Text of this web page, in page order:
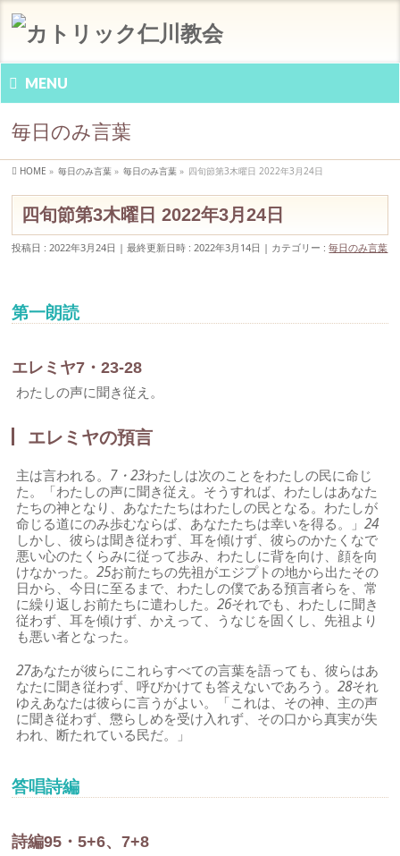
MENU
毎日のみ言葉
HOME » 毎日のみ言葉 » 毎日のみ言葉 » 四旬節第3木曜日 2022年3月24日
四旬節第3木曜日 2022年3月24日
投稿日 : 2022年3月24日 最終更新日時 : 2022年3月14日 カテゴリー :毎日のみ言葉
第一朗読
エレミヤ7・23-28
わたしの声に聞き従え。
エレミヤの預言
主は言われる。 7・23わたしは次のことをわたしの民に命じ
た。「わたしの声に聞き従え。そうすれば、わたしはあなた
たちの神となり、あなたたちはわたしの民となる。わたしが
命じる道にのみ歩むならば、あなたたちは幸いを得る。」24
しかし、彼らは聞き従わず、耳を傾けず、彼らのかたくなで
悪い心のたくらみに従って歩み、わたしに背を向け、顔を向
けなかった。25お前たちの先祖がエジプトの地から出たその
日から、今日に至るまで、わたしの僕である預言者らを、常
に繰り返しお前たちに遣わした。26それでも、わたしに聞き
従わず、耳を傾けず、かえって、うなじを固くし、先祖より
も悪い者となった。
27あなたが彼らにこれらすべての言葉を語っても、彼らはあ
なたに聞き従わず、呼びかけても答えないであろう。28それ
ゆえあなたは彼らに言うがよい。「これは、その神、主の声
に聞き従わず、懲らしめを受け入れず、その口から真実が失
われ、断たれている民だ。」
答唱詩編
詩編95・5+6、7+8